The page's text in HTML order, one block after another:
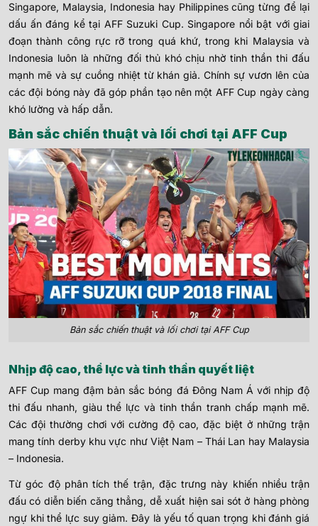
Singapore, Malaysia, Indonesia hay Philippines cũng từng để lại
dấu ấn đáng kể tại AFF Suzuki Cup. Singapore nổi bật với giai
đoạn thành công rực rỡ trong quá khứ, trong khi Malaysia và
Indonesia luôn là những đối thủ khó chịu nhờ tinh thần thi đấu
mạnh mẽ và sự cuồng nhiệt từ khán giả. Chính sự vươn lên của
các đội bóng này đã góp phần tạo nên một AFF Cup ngày càng
khó lường và hấp dẫn.
Bản sắc chiến thuật và lối chơi tại AFF Cup
Bản sắc chiến thuật và lối chơi tại AFF Cup
Nhịp độ cao, thể lực và tinh thần quyết liệt
AFF Cup mang đậm bản sắc bóng đá Đông Nam Á với nhịp độ
thi đấu nhanh, giàu thể lực và tinh thần tranh chấp mạnh mẽ.
Các đội thường chơi với cường độ cao, đặc biệt ở những trận
mang tính derby khu vực như Việt Nam – Thái Lan hay Malaysia
– Indonesia.
Từ góc độ phân tích thế trận, đặc trưng này khiến nhiều trận
đấu có diễn biến căng thẳng, dễ xuất hiện sai sót ở hàng phòng
ngự khi thể lực suy giảm. Đây là yếu tố quan trọng khi đánh giá